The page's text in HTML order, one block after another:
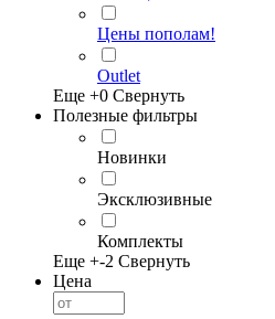
Цены пополам!
Outlet
Еще +0 Свернуть
Полезные фильтры
Новинки
Эксклюзивные
Комплекты
Еще +-2 Свернуть
Цена